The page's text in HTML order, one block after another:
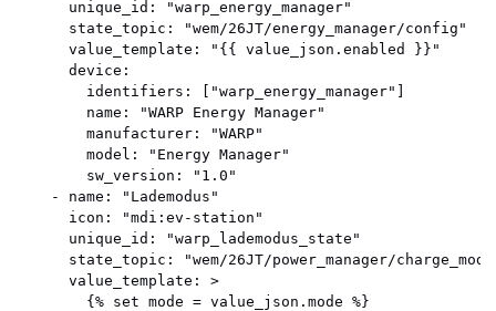
      unique_id: "warp_energy_manager"
      state_topic: "wem/26JT/energy_manager/config"
      value_template: "{{ value_json.enabled }}"
      device:
        identifiers: ["warp_energy_manager"]
        name: "WARP Energy Manager"
        manufacturer: "WARP"
        model: "Energy Manager"
        sw_version: "1.0"
    - name: "Lademodus"
      icon: "mdi:ev-station"
      unique_id: "warp_lademodus_state"
state_topic: "wem/26JT/power_manager/
      value_template: >
        {% set mode = value_json.mode %}